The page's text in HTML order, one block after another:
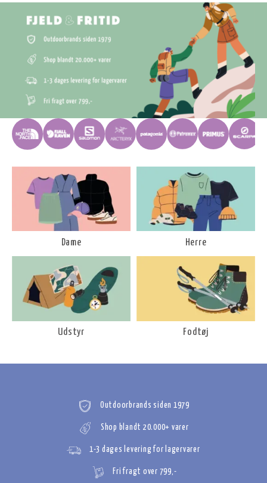
Dame Herre
Udstyr Fodtøj
Outdoorbrands siden 1979
Shop blandt 20.000+ varer
1-3 dages levering for lagervarer
Fri fragt over 799,-